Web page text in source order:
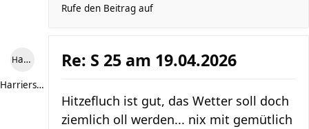
Rufe den Beitrag auf
Harriersand reloaded
Harriersand reloaded
Re: S 25 am 19.04.2026
Hitzefluch ist gut, das Wetter soll doch
ziemlich oll werden... nix mit gemütlich